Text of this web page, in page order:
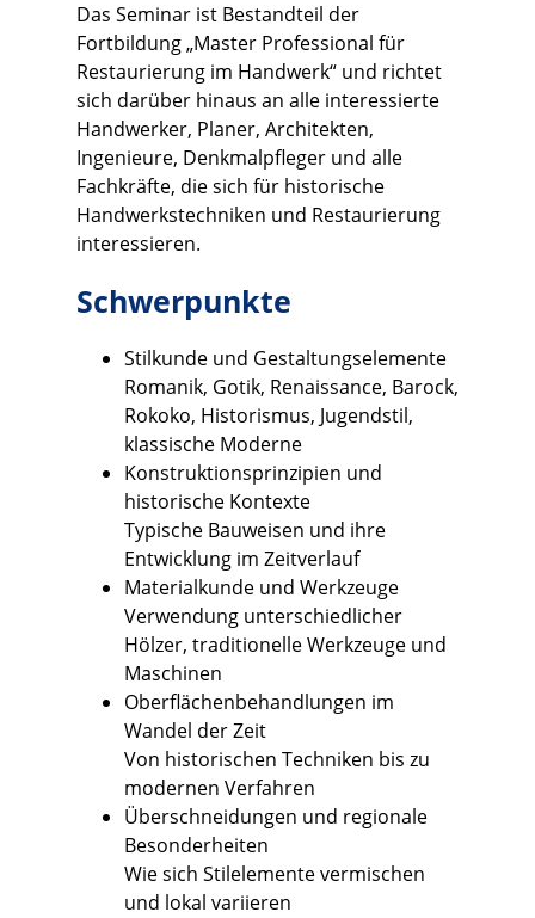
Das Seminar ist Bestandteil der
Fortbildung „Master Professional für
Restaurierung im Handwerk“ und richtet
sich darüber hinaus an alle interessierte
Handwerker, Planer, Architekten,
Ingenieure, Denkmalpfleger und alle
Fachkräfte, die sich für historische
Handwerkstechniken und Restaurierung
interessieren.
Schwerpunkte
Stilkunde und Gestaltungselemente
Romanik, Gotik, Renaissance, Barock,
Rokoko, Historismus, Jugendstil,
klassische Moderne
Konstruktionsprinzipien und
historische Kontexte
Typische Bauweisen und ihre
Entwicklung im Zeitverlauf
Materialkunde und Werkzeuge
Verwendung unterschiedlicher
Hölzer, traditionelle Werkzeuge und
Maschinen
Oberflächenbehandlungen im
Wandel der Zeit
Von historischen Techniken bis zu
modernen Verfahren
Überschneidungen und regionale
Besonderheiten
Wie sich Stilelemente vermischen
und lokal variieren